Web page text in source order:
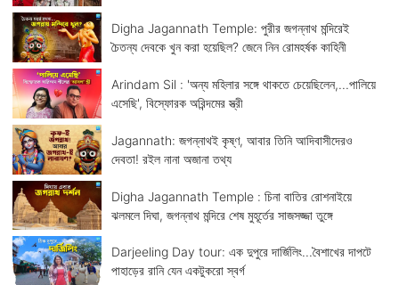
Digha Jagannath Temple: পুরীর জগন্নাথ মন্দিরেই
চৈতন্য দেবকে খুন করা হয়েছিল? জেনে নিন রোমহর্ষক কাহিনী
Arindam Sil : 'অন্য মহিলার সঙ্গে থাকতে চেয়েছিলেন,...পালিয়ে
এসেছি', বিস্ফোরক অরিন্দমের স্ত্রী
Jagannath: জগন্নাথই কৃষ্ণ, আবার তিনি আদিবাসীদেরও
দেবতা! রইল নানা অজানা তথ্য
Digha Jagannath Temple : চিনা বাতির রোশনাইয়ে
ঝলমলে দিঘা, জগন্নাথ মন্দিরে শেষ মুহূর্তের সাজসজ্জা তুঙ্গে
Darjeeling Day tour: এক দুপুরে দার্জিলিং...বৈশাখের দাপটে
পাহাড়ের রানি যেন একটুকরো স্বর্গ